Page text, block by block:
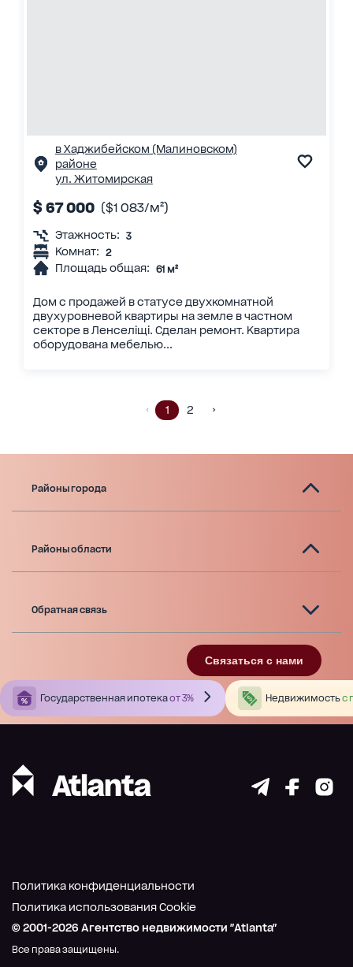
в Хаджибейском (Малиновском)
районе
ул. Житомирская
$ 67 000 ($1 083/м²)
Этажность: 3
Комнат: 2
Площадь общая: 61 м²
Дом с продажей в статусе двухкомнатной
двухуровневой квартиры на земле в частном
секторе в Ленселіщі. Сделан ремонт. Квартира
оборудована мебелью...
1 2
Районы города
Районы области
Обратная связь
Связаться с нами
Государственная ипотекаот 3% Недвижимостьс
© 2001-2026 Агентство недвижимости "Atlanta"
Все права защищены.
Политика конфиденциальности
Политика использования Cookie